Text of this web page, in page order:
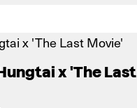
x 'The Last